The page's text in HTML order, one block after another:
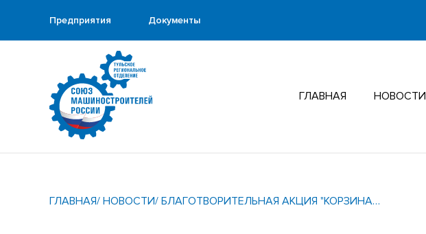
Предприятия Документы
ГЛАВНАЯ НОВОСТИ
ГЛАВНАЯ/ НОВОСТИ/ БЛАГОТВОРИТЕЛЬНАЯ АКЦИЯ "КОРЗИНА…